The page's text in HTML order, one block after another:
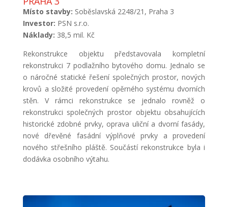
Místo stavby: Soběslavská 2248/21, Praha 3
Investor: PSN s.r.o.
Náklady: 38,5 mil. Kč
Rekonstrukce objektu představovala kompletní
rekonstrukci 7 podlažního bytového domu. Jednalo se
o náročné statické řešení společných prostor, nových
krovů a složité provedení opěrného systému dvorních
stěn. V rámci rekonstrukce se jednalo rovněž o
rekonstrukci společných prostor objektu obsahujících
historické zdobné prvky, oprava uliční a dvorní fasády,
nové dřevěné fasádní výplňové prvky a provedení
nového střešního pláště. Součástí rekonstrukce byla i
dodávka osobního výtahu.